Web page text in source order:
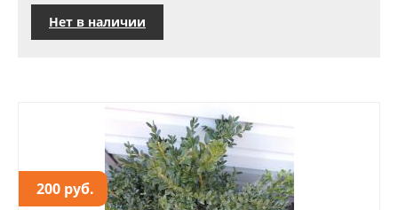
Нет в наличии
200 руб.